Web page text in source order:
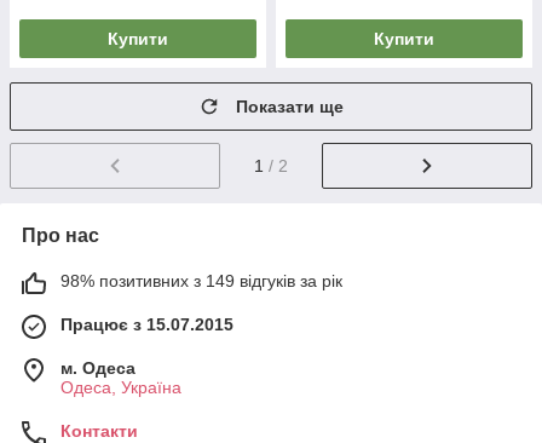
Купити Купити
Показати ще
1 / 2
Про нас
98% позитивних з 149 відгуків за рік
Працює з 15.07.2015
м. Одеса
Одеса, Україна
Контакти